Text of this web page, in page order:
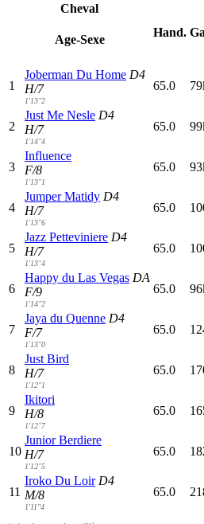
Cheval
Age-Sexe
Hand.
1
Joberman Du Home D4
H/7
1'13"2
65.0
2
Just Me Nesle D4
H/7
1'14"4
65.0
3
Influence
F/8
1'13"1
65.0
4
Jumper Matidy D4
H/7
1'13"6
65.0
5
Jazz Petteviniere D4
H/7
1'13"4
65.0
6
Happy du Las Vegas DA
F/9
1'14"2
65.0
7
Jaya du Quenne D4
F/7
1'13"0
65.0
8
Just Bird
H/7
1'12"1
65.0
9
Ikitori
H/8
1'12"7
65.0
10
Junior Berdiere
H/7
1'12"5
65.0
11
Iroko Du Loir D4
M/8
1'11"4
65.0